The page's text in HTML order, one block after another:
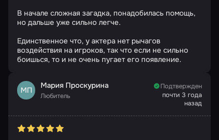
В начале сложная загадка, понадобилась помощь,
но дальше уже сильно легче.
Единственное что, у актера нет рычагов
воздействия на игроков, так что если не сильно
боишься, то и не очень пугает его появление.
МП Мария Проскурина
Любитель
Подтвержден
почти 3 года
назад